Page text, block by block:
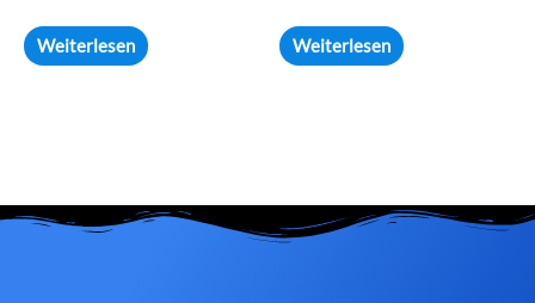
Weiterlesen Weiterlesen